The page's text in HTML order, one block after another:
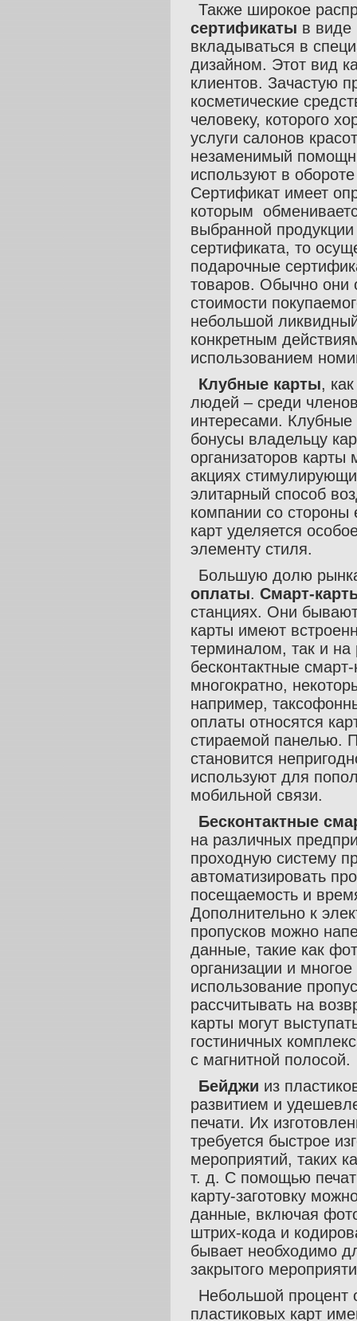
Также широкое
сертификаты в виде
вкладываться в
дизайном. Этот вид
клиентов. Зачастую
косметические
человеку, которого
услуги салонов
незаменимый
используют в
Сертификат имеет
которым
выбранной
сертификата, то
подарочные
товаров. Обычно они
стоимости
небольшой
конкретным
использованием
Клубные карты,
людей – среди
интересами.
бонусы владельцу
организаторов карты
акциях
элитарный способ
компании со стороны
карт уделяется
элементу стиля.
Большую долю
оплаты. Смарт-
станциях. Они
карты имеют
терминалом, так и на
бесконтактные
многократно,
например,
оплаты относятся
стираемой панелью.
становится
используют для
мобильной связи.
Бесконтактные
на различных
проходную систему
автоматизировать
посещаемость и
Дополнительно к
пропусков можно
данные, такие как
организации и
использование
рассчитывать на
карты могут
гостиничных
с магнитной полосой.
Бейджи из
развитием и
печати. Их
требуется быстрое
мероприятий, таких
т. д. С помощью
карту-заготовку
данные, включая
штрих-кода и
бывает необходимо
закрытого
Небольшой процент
пластиковых карт